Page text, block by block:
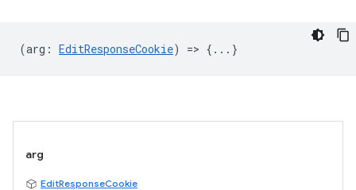
(arg : EditResponseCookie) => {...}
arg
EditResponseCookie